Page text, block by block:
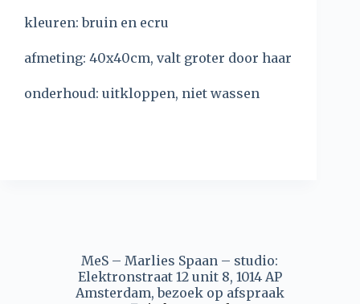
kleuren: bruin en ecru
afmeting: 40x40cm, valt groter door haar
onderhoud: uitkloppen, niet wassen
MeS – Marlies Spaan – studio:
Elektronstraat 12 unit 8, 1014 AP
Amsterdam, bezoek op afspraak